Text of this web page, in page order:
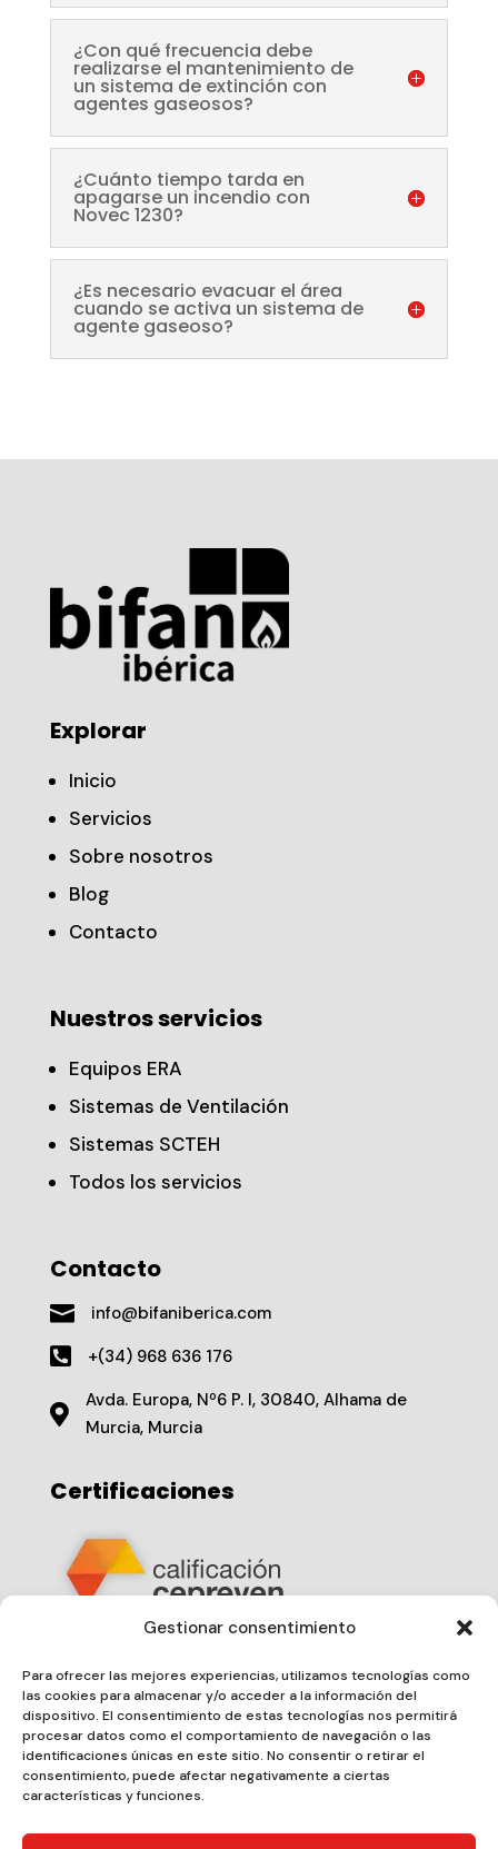
Gestionar consentimiento
Para ofrecer las mejores experiencias, utilizamos tecnologías como
las cookies para almacenar y/o acceder a la información del
dispositivo. El consentimiento de estas tecnologías nos permitirá
procesar datos como el comportamiento de navegación o las
identificaciones únicas en este sitio. No consentir o retirar el
consentimiento, puede afectar negativamente a ciertas
características y funciones.
¿Con qué frecuencia debe
realizarse el mantenimiento de
un sistema de extinción con
agentes gaseosos?
¿Cuánto tiempo tarda en
apagarse un incendio con
Novec 1230?
¿Es necesario evacuar el área
cuando se activa un sistema de
agente gaseoso?
Explorar
Inicio
Servicios
Sobre nosotros
Blog
Contacto
Nuestros servicios
Equipos ERA
Sistemas de Ventilación
Sistemas SCTEH
Todos los servicios
Contacto
 info@bifaniberica.com
 +(34) 968 636 176

Avda. Europa, Nº6 P. I, 30840, Alhama de
Murcia, Murcia
Certificaciones